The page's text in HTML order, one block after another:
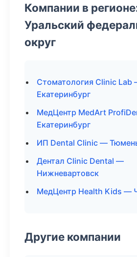
Компании в
Уральский
округ
Стоматология Clinic Lab
Екатеринбург
МедЦентр MedArt
Екатеринбург
ИП Dental Clinic —
Дентал Clinic Dental —
Нижневартовск
МедЦентр Health Kids —
Другие компании